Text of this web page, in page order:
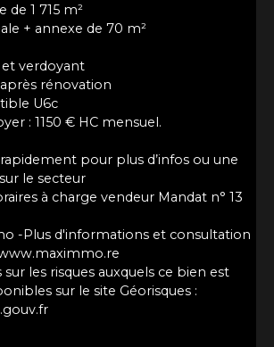
de 1 715 m²
+ annexe de 70 m²
verdoyant
rénovation
U6c
: 1150 € HC mensuel.
pour plus d’infos ou une
le secteur
à charge vendeur Mandat n° 13
-Plus d'informations et consultation
les risques auxquels ce bien est
sur le site Géorisques :